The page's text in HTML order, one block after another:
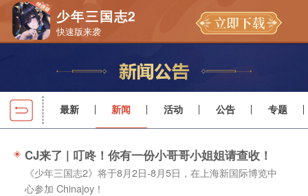
少年三国志2
快速版来袭
最新 新闻 活动 公告 专题
CJ来了 | 叮咚！你有一份小哥哥小姐姐请查收！
《少年三国志2》将于8月2日-8月5日，在上海新国际博览中
心参加 Chinajoy！